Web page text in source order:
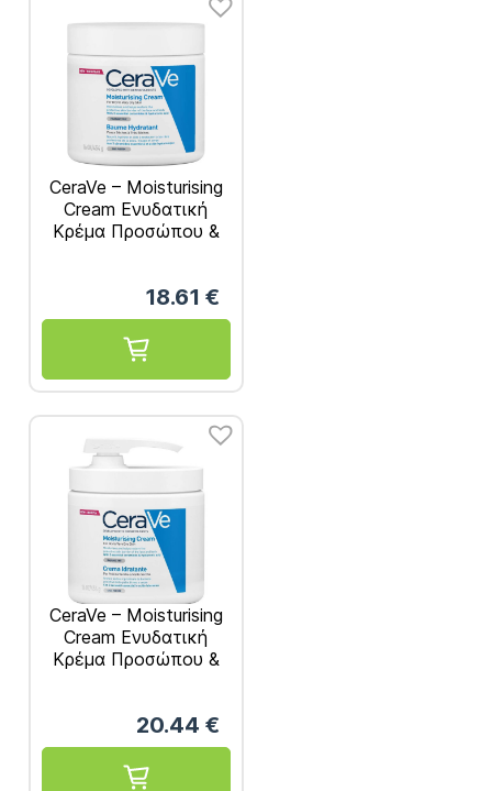
CeraVe – Moisturising
Cream Ενυδατική
Κρέμα Προσώπου &
18.61 €
CeraVe – Moisturising
Cream Ενυδατική
Κρέμα Προσώπου &
20.44 €